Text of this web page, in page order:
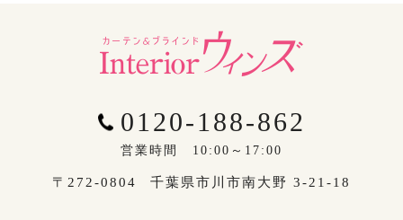
0120-188-862
営業時間 10:00～17:00
〒272-0804 千葉県市川市南大野 3-21-18